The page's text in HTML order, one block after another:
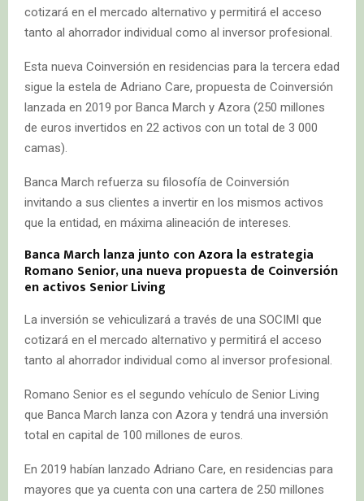
cotizará en el mercado alternativo y permitirá el acceso
tanto al ahorrador individual como al inversor profesional.
Esta nueva Coinversión en residencias para la tercera edad
sigue la estela de Adriano Care, propuesta de Coinversión
lanzada en 2019 por Banca March y Azora (250 millones
de euros invertidos en 22 activos con un total de 3 000
camas).
Banca March refuerza su filosofía de Coinversión
invitando a sus clientes a invertir en los mismos activos
que la entidad, en máxima alineación de intereses.
Banca March lanza junto conAzora la estrategia
Romano Senior, una nueva propuesta de Coinversión
en activos Senior Living
La inversión se vehiculizará a través de una SOCIMI que
cotizará en el mercado alternativo y permitirá el acceso
tanto al ahorrador individual como al inversor profesional.
Romano Senior es el segundo vehículo de Senior Living
que Banca March lanza con Azora y tendrá una inversión
total en capital de 100 millones de euros.
En 2019 habían lanzado Adriano Care, en residencias para
mayores que ya cuenta con una cartera de 250 millones